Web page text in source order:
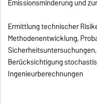
Emissionsminderung und
Ermittlung technischer
Methodenentwicklung,
Berücksichtigung
Ingenieurberechnungen